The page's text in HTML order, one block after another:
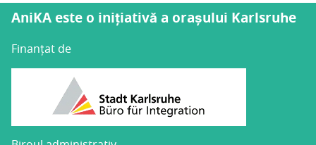
AniKA este o inițiativă a orașului Karlsruhe
Finanțat de